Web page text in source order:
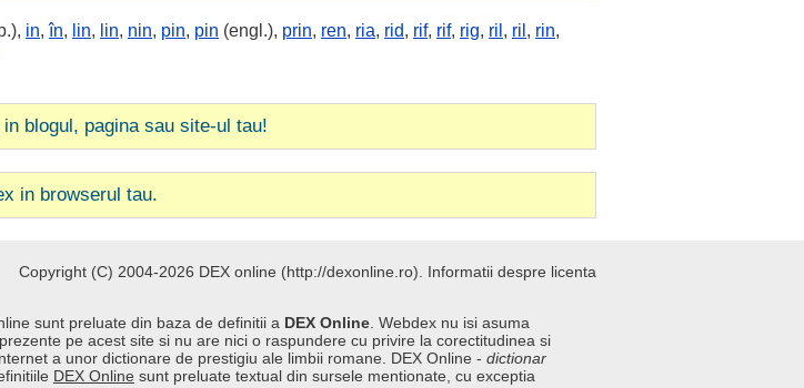
in,în, lin, lin, nin, pin, pin (engl.), prin, ren, ria, rid, rif, rif, rig, ril , ril , rin,
blogul, pagina sau site-ul tau!
in browserul tau.
Copyright (C) 2004-2026 DEX online (http://dexonline.ro). Informatii despre licenta
sunt preluate din baza de definitii a DEX Online . Webdex nu isi asuma
pe acest site si nu are nici o raspundere cu privire la corectitudinea si
a unor dictionare de prestigiu ale limbii romane. DEX Online - dictionar
DEX Online sunt preluate textual din sursele mentionate, cu exceptia